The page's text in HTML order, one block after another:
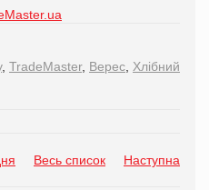
, TradeMaster, Верес Хлібний
Весь список Наступна